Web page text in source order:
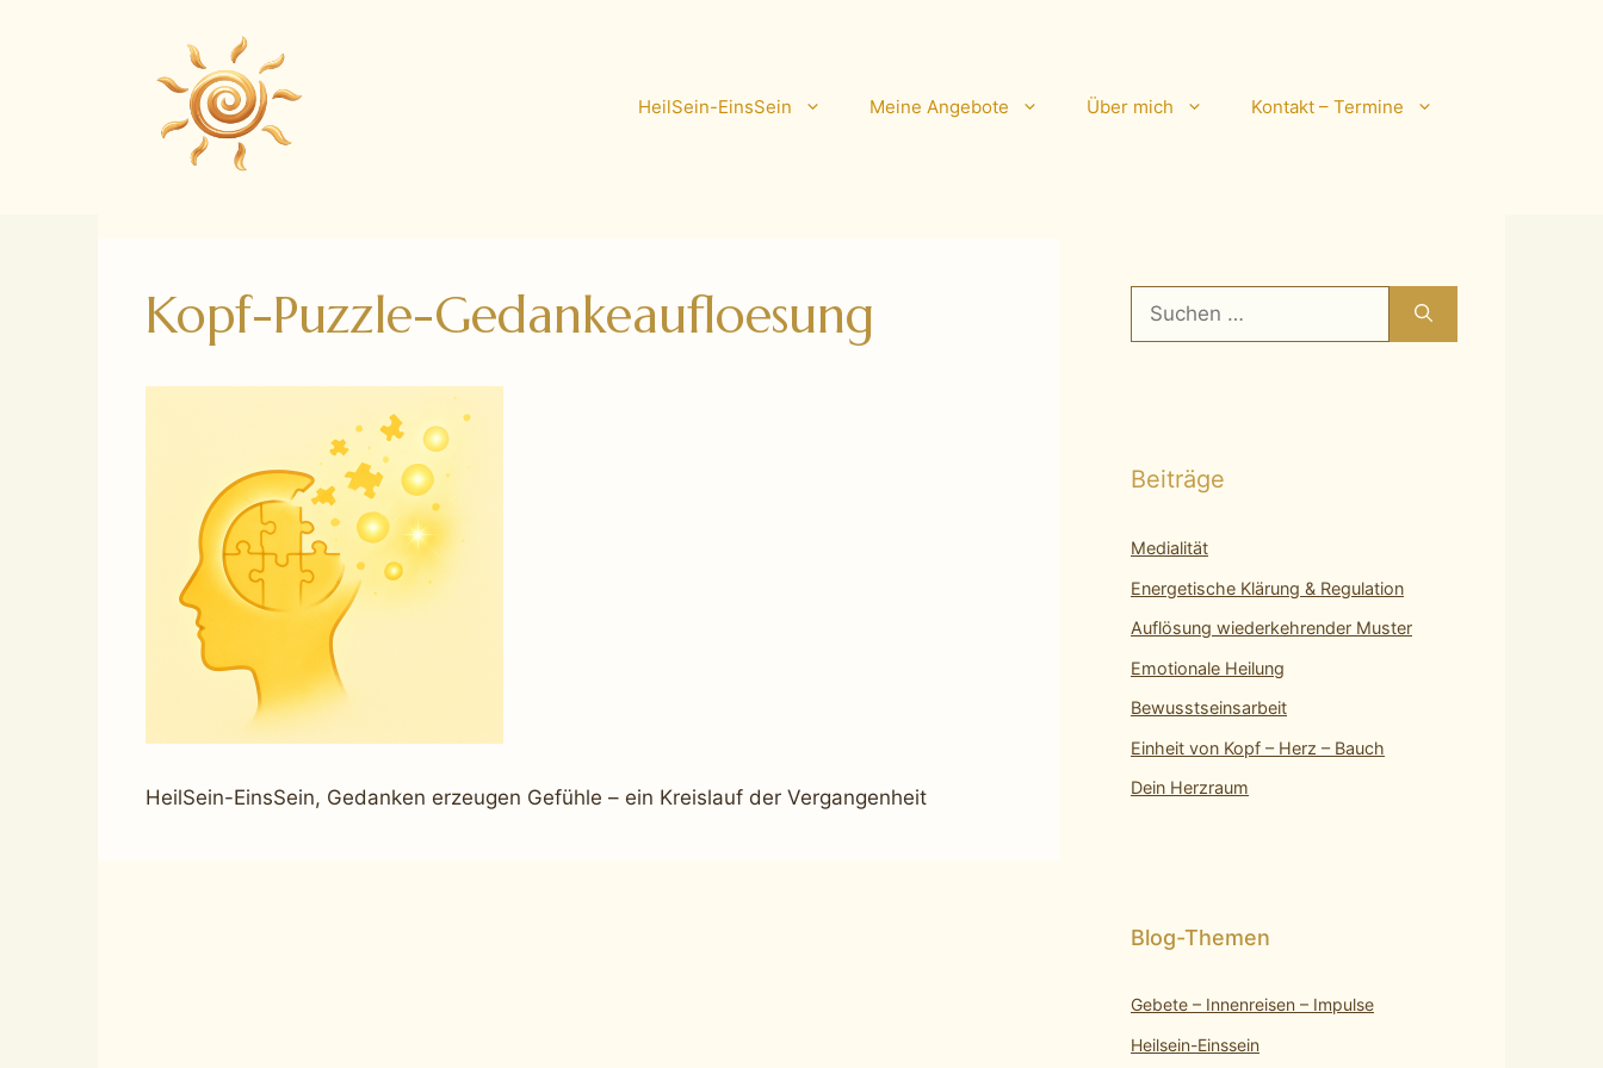
HeilSein-EinsSein Meine Angebote Über mich Kontakt – Termine
Kopf-Puzzle-Gedankeaufloesung
HeilSein-EinsSein, Gedanken erzeugen Gefühle – ein Kreislauf der Vergangenheit
Suchen
nach:
Beiträge
Medialität
Energetische Klärung & Regulation
Auflösung wiederkehrender Muster
Emotionale Heilung
Bewusstseinsarbeit
Einheit von Kopf – Herz – Bauch
Dein Herzraum
Gebete – Innenreisen – Impulse
Heilsein-Einssein